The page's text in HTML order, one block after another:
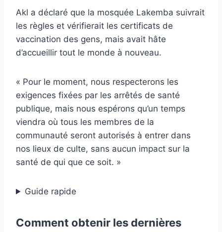
Akl a déclaré que la mosquée Lakemba suivrait
les règles et vérifierait les certificats de
vaccination des gens, mais avait hâte
d’accueillir tout le monde à nouveau.
« Pour le moment, nous respecterons les
exigences fixées par les arrêtés de santé
publique, mais nous espérons qu’un temps
viendra où tous les membres de la
communauté seront autorisés à entrer dans
nos lieux de culte, sans aucun impact sur la
santé de qui que ce soit. »
Guide rapide
Comment obtenir les dernières